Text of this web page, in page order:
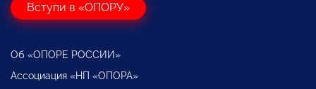
Вступи в «ОПОРУ»
Об «ОПОРЕ РОССИИ»
Ассоциация «НП «ОПОРА»